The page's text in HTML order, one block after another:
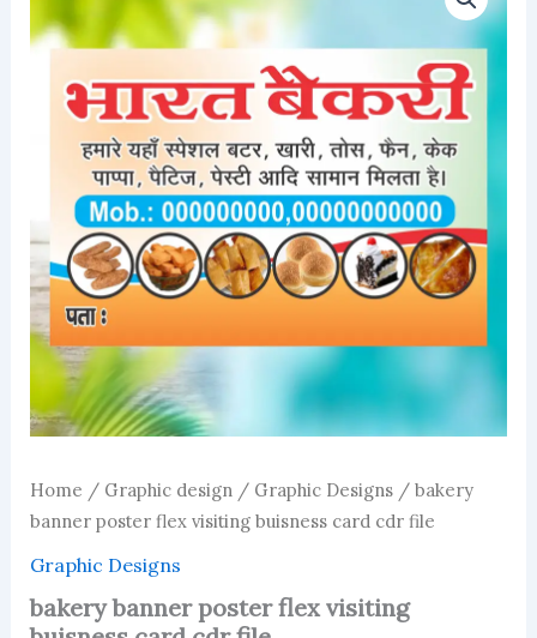
Home / Graphic design/ Graphic Designs/ bakery
banner poster flex visiting buisness card cdr file
Graphic Designs
bakery banner poster flex visiting